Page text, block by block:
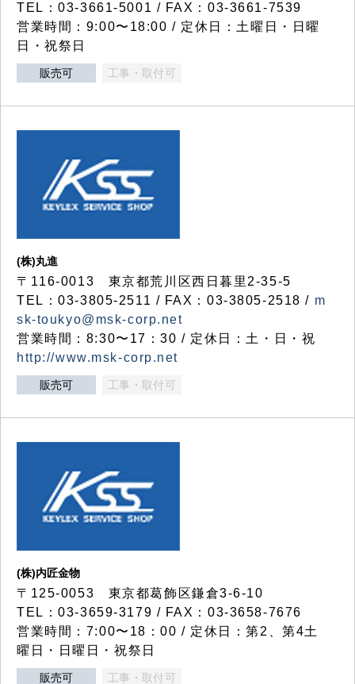
TEL：03-3661-5001 / FAX：03-3661-7539
営業時間：9:00〜18:00 / 定休日：土曜日・日曜
日・祝祭日
販売可 工事・取付可
(株)丸進
〒116-0013 東京都荒川区西日暮里2-35-5
TEL：03-3805-2511 / FAX：03-3805-2518 / m
sk-toukyo@msk-corp.net
営業時間：8:30〜17：30 / 定休日：土・日・祝
http://www.msk-corp.net
販売可 工事・取付可
(株)内匠金物
〒125-0053 東京都葛飾区鎌倉3-6-10
TEL：03-3659-3179 / FAX：03-3658-7676
営業時間：7:00〜18：00 / 定休日：第2、第4土
曜日・日曜日・祝祭日
販売可 工事・取付可